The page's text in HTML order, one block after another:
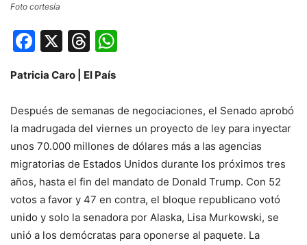
Foto cortesía
Facebook
X Threads
Patricia Caro | El País
Después de semanas de negociaciones, el Senado aprobó
la madrugada del viernes un proyecto de ley para inyectar
unos 70.000 millones de dólares más a las agencias
migratorias de Estados Unidos durante los próximos tres
años, hasta el fin del mandato de Donald Trump. Con 52
votos a favor y 47 en contra, el bloque republicano votó
unido y solo la senadora por Alaska, Lisa Murkowski, se
unió a los demócratas para oponerse al paquete. La